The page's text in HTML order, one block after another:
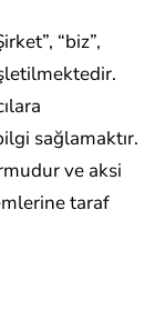
“biz”,
sağlamaktır.
ve aksi
taraf